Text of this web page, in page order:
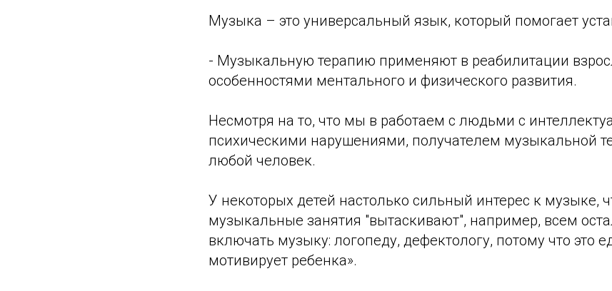
Музыка – это универсальный язык, который помогает
- Музыкальную терапию применяют в реабилитации
особенностями ментального и физического развития.
Несмотря на то, что мы в работаем с людьми с
психическими нарушениями, получателем музыкальной
любой человек.
У некоторых детей настолько сильный интерес к музыке,
музыкальные занятия "вытаскивают", например, всем
включать музыку: логопеду, дефектологу, потому что это
мотивирует ребенка».